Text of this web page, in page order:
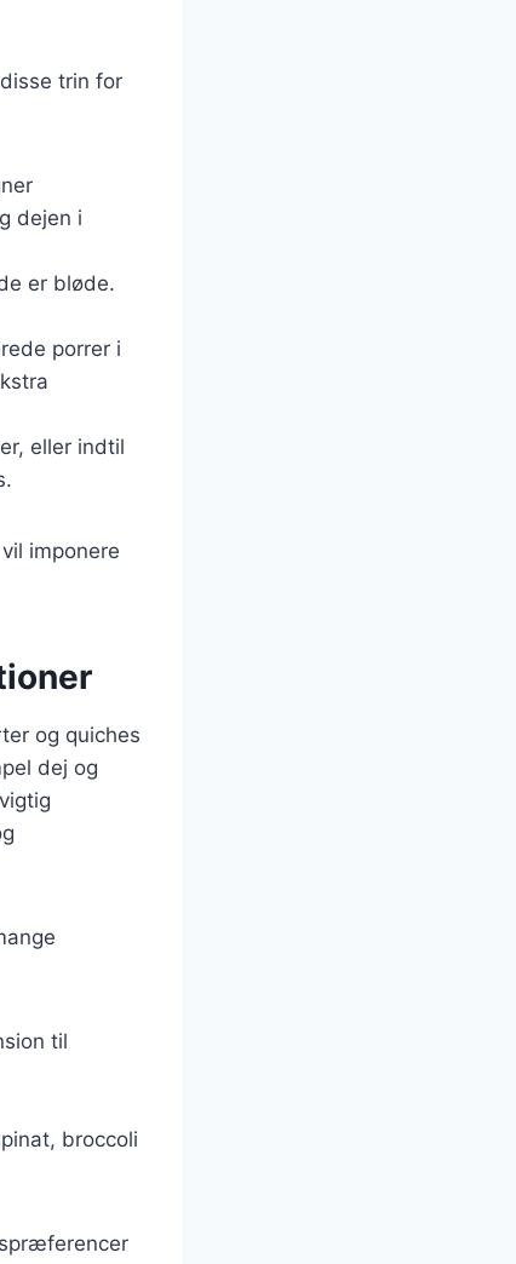
trin for
dejen i
er bløde.
porrer i
eller indtil
imponere
og quiches
dej og
til
broccoli